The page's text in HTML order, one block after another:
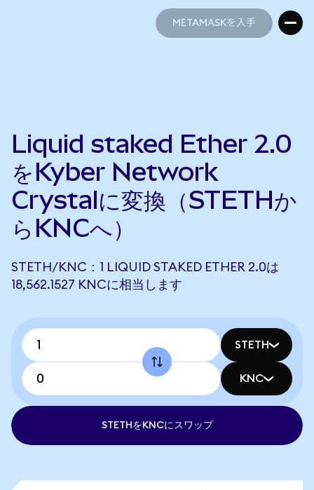
METAMASKを入手
Liquid staked Ether 2.0
をKyber Network
Crystalに変換（STETHか
らKNCへ）
STETH/KNC：1 LIQUID STAKED ETHER 2.0は
18,562.1527 KNCに相当します
STETH
KNC
STETHをKNCにスワップ